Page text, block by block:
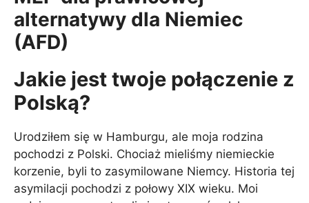
alternatywy dla Niemiec
(AFD)
Jakie jest twoje połączenie z
Polską?
Urodziłem się w Hamburgu, ale moja rodzina
pochodzi z Polski. Chociaż mieliśmy niemieckie
korzenie, byli to zasymilowane Niemcy. Historia tej
asymilacji pochodzi z połowy XIX wieku. Moi